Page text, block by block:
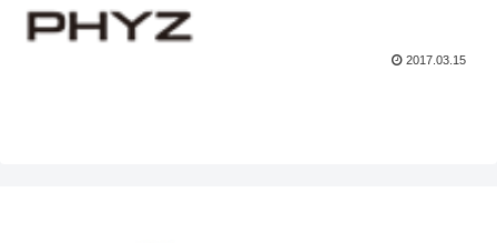
2017.03.15